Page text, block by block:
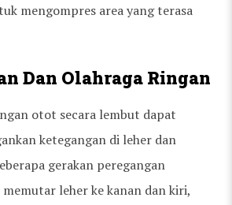
mengompres area yang terasa
Dan Olahraga Ringan
otot secara lembut dapat
ketegangan di leher dan
gerakan peregangan
leher ke kanan dan kiri,